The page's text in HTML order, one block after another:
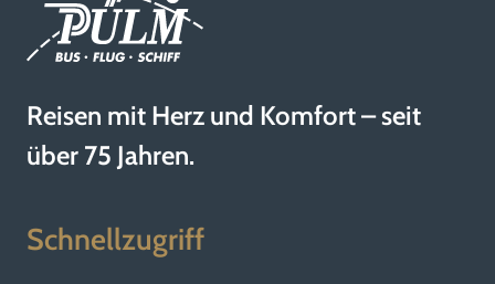
Reisen mit Herz und Komfort – seit
über 75 Jahren.
Schnellzugriff